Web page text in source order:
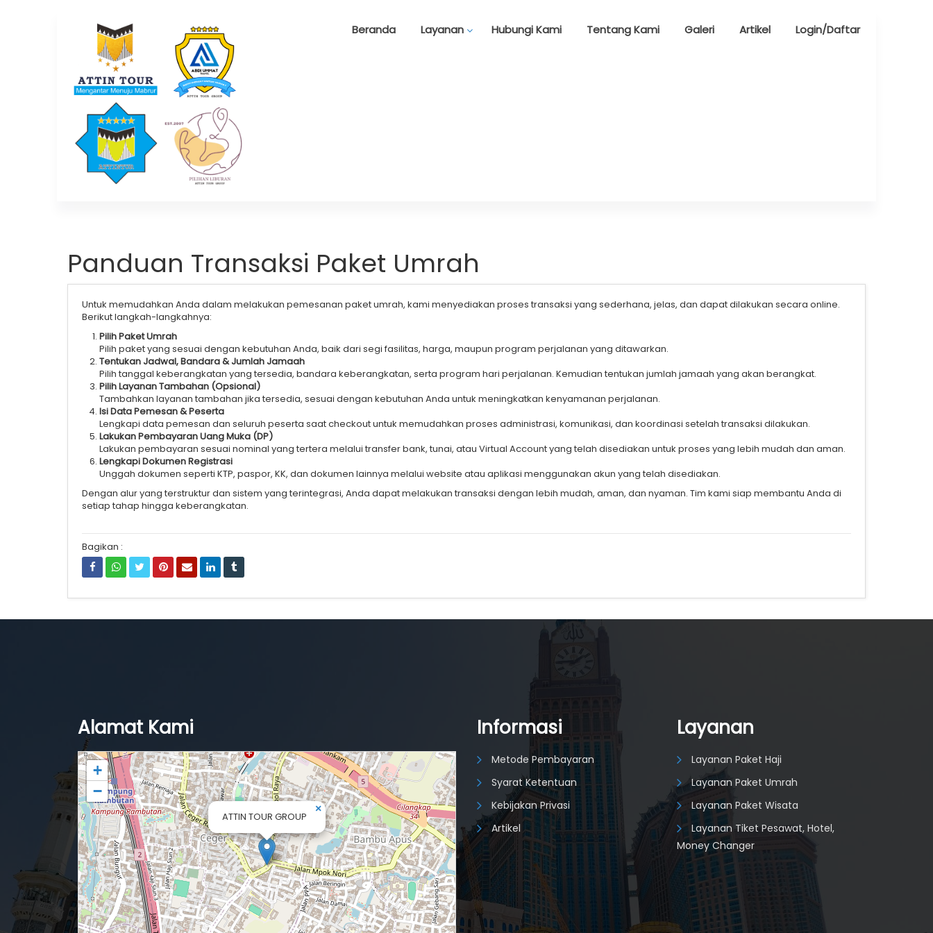
Beranda Layanan Hubungi Kami Tentang Kami Galeri Artikel Login/Daftar
Panduan Transaksi Paket Umrah
Untuk memudahkan Anda dalam melakukan pemesanan paket umrah, kami menyediakan proses transaksi yang sederhana, jelas, dan dapat dilakukan secara online.
Berikut langkah-langkahnya:
Pilih Paket Umrah
Pilih paket yang sesuai dengan kebutuhan Anda, baik dari segi fasilitas, harga, maupun program perjalanan yang ditawarkan.
Tentukan Jadwal, Bandara & Jumlah Jamaah
Pilih tanggal keberangkatan yang tersedia, bandara keberangkatan, serta program hari perjalanan. Kemudian tentukan jumlah jamaah yang akan berangkat.
Pilih Layanan Tambahan (Opsional)
Tambahkan layanan tambahan jika tersedia, sesuai dengan kebutuhan Anda untuk meningkatkan kenyamanan perjalanan.
Isi Data Pemesan & Peserta
Lengkapi data pemesan dan seluruh peserta saat checkout untuk memudahkan proses administrasi, komunikasi, dan koordinasi setelah transaksi dilakukan.
Lakukan Pembayaran Uang Muka (DP)
Lakukan pembayaran sesuai nominal yang tertera melalui transfer bank, tunai, atau Virtual Account yang telah disediakan untuk proses yang lebih mudah dan aman.
Lengkapi Dokumen Registrasi
Unggah dokumen seperti KTP, paspor, KK, dan dokumen lainnya melalui website atau aplikasi menggunakan akun yang telah disediakan.
Dengan alur yang terstruktur dan sistem yang terintegrasi, Anda dapat melakukan transaksi dengan lebih mudah, aman, dan nyaman. Tim kami siap membantu Anda di
setiap tahap hingga keberangkatan.
Bagikan :
Alamat Kami
ATTIN TOUR GROUP
×
+
−
Informasi
Metode Pembayaran
Syarat Ketentuan
Kebijakan Privasi
Artikel
Layanan
Layanan Paket Haji
Layanan Paket Umrah
Layanan Paket Wisata
Layanan Tiket Pesawat, Hotel,
Money Changer